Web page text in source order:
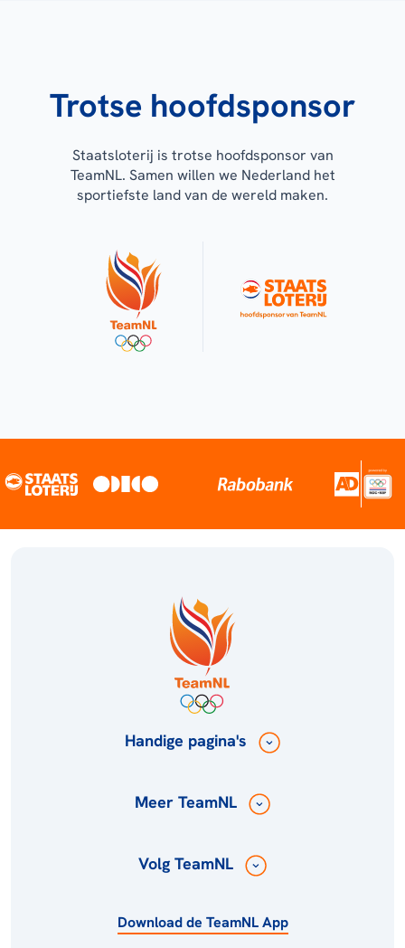
Trotse hoofdsponsor
Staatsloterij is trotse hoofdsponsor van
TeamNL. Samen willen we Nederland het
sportiefste land van de wereld maken.
Handige pagina's
Meer TeamNL
Volg TeamNL
Download de TeamNL App